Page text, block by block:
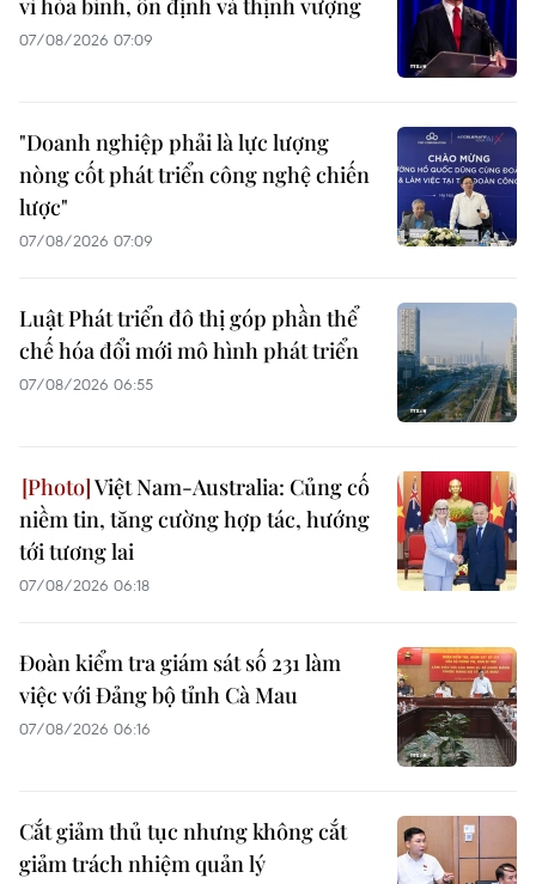
vì hòa bình, ổn định và thịnh vượng
07/08/2026 07:09
"Doanh nghiệp phải là lực lượng
nòng cốt phát triển công nghệ chiến
lược"
07/08/2026 07:09
Luật Phát triển đô thị góp phần thể
chế hóa đổi mới mô hình phát triển
07/08/2026 06:55
Việt Nam-Australia: Củng cố
niềm tin, tăng cường hợp tác, hướng
tới tương lai
07/08/2026 06:18
Đoàn kiểm tra giám sát số 231 làm
việc với Đảng bộ tỉnh Cà Mau
07/08/2026 06:16
Cắt giảm thủ tục nhưng không cắt
giảm trách nhiệm quản lý